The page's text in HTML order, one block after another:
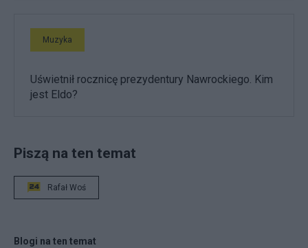
Muzyka
Uświetnił rocznicę prezydentury Nawrockiego. Kim
jest Eldo?
Piszą na ten temat
Rafał Woś
Blogi na ten temat